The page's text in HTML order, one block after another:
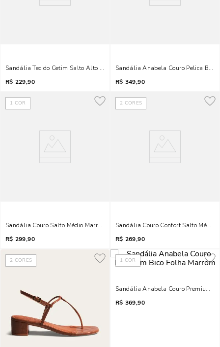
Sandália Tecido Cetim Salto Alto Marrom Bico Redondo
R$ 229,90
Sandália Anabela Couro Pelica Bico
R$ 349,90
1 COR
Sandália Couro Salto Médio Marrom Tiras Cruzadas
R$ 299,90
2 CORES
Sandália Couro Confort Salto Médio
R$ 269,90
2 CORES 1 COR
Sandália Anabela Couro Premium
R$ 369,90